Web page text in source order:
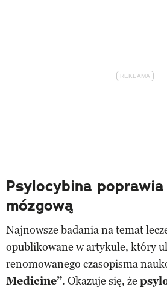
Psylocybina
mózgową
Najnowsze badania na temat
opublikowane w artykule, który
renomowanego czasopisma
Medicine”. Okazuje się, że